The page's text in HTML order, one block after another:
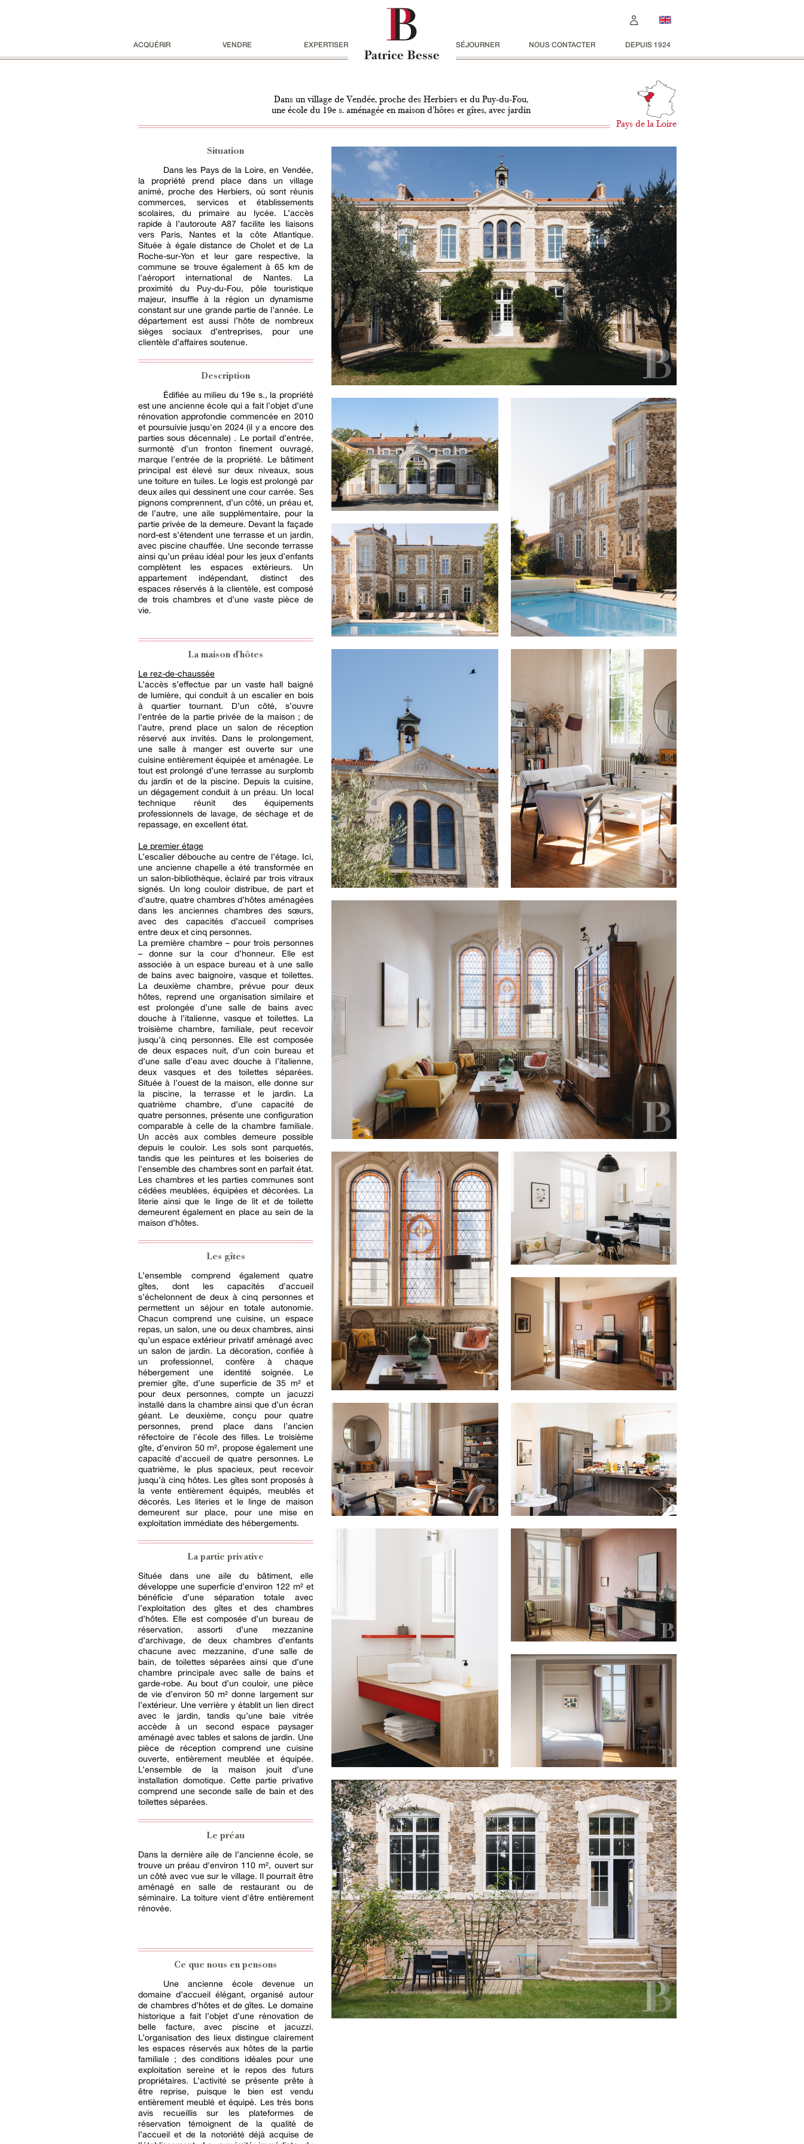
ACQUÉRIR VENDRE EXPERTISER SÉJOURNER NOUS CONTACTER DEPUIS 1924
Dans un village de Vendée, proche des Herbiers et du Puy-du-Fou,
une école du 19e s. aménagée en maison d'hôtes et gîtes, avec jardin
Pays de la Loire
Situation
Dans les Pays de la Loire, en Vendée,
la propriété prend place dans un village
animé, proche des Herbiers, où sont réunis
commerces, services et établissements
scolaires, du primaire au lycée. L’accès
rapide à l’autoroute A87 facilite les liaisons
vers Paris, Nantes et la côte Atlantique.
Située à égale distance de Cholet et de La
Roche-sur-Yon et leur gare respective, la
commune se trouve également à 65 km de
l’aéroport international de Nantes. La
proximité du Puy-du-Fou, pôle touristique
majeur, insuffle à la région un dynamisme
constant sur une grande partie de l’année. Le
département est aussi l’hôte de nombreux
sièges sociaux d’entreprises, pour une
clientèle d’affaires soutenue.
Description
Édifiée au milieu du 19e s., la propriété
est une ancienne école qui a fait l’objet d’une
rénovation approfondie commencée en 2010
et poursuivie jusqu'en 2024 (il y a encore des
parties sous décennale) . Le portail d’entrée,
surmonté d’un fronton finement ouvragé,
marque l’entrée de la propriété. Le bâtiment
principal est élevé sur deux niveaux, sous
une toiture en tuiles. Le logis est prolongé par
deux ailes qui dessinent une cour carrée. Ses
pignons comprennent, d’un côté, un préau et,
de l’autre, une aile supplémentaire, pour la
partie privée de la demeure. Devant la façade
nord-est s’étendent une terrasse et un jardin,
avec piscine chauffée. Une seconde terrasse
ainsi qu’un préau idéal pour les jeux d’enfants
complètent les espaces extérieurs. Un
appartement indépendant, distinct des
espaces réservés à la clientèle, est composé
de trois chambres et d’une vaste pièce de
vie.
La maison d'hôtes
Le rez-de-chaussée
L’accès s’effectue par un vaste hall baigné
de lumière, qui conduit à un escalier en bois
à quartier tournant. D’un côté, s’ouvre
l’entrée de la partie privée de la maison ; de
l’autre, prend place un salon de réception
réservé aux invités. Dans le prolongement,
une salle à manger est ouverte sur une
cuisine entièrement équipée et aménagée. Le
tout est prolongé d’une terrasse au surplomb
du jardin et de la piscine. Depuis la cuisine,
un dégagement conduit à un préau. Un local
technique réunit des équipements
professionnels de lavage, de séchage et de
repassage, en excellent état.
Le premier étage
L’escalier débouche au centre de l’étage. Ici,
une ancienne chapelle a été transformée en
un salon-bibliothèque, éclairé par trois vitraux
signés. Un long couloir distribue, de part et
d’autre, quatre chambres d’hôtes aménagées
dans les anciennes chambres des sœurs,
avec des capacités d’accueil comprises
entre deux et cinq personnes.
La première chambre – pour trois personnes
– donne sur la cour d’honneur. Elle est
associée à un espace bureau et à une salle
de bains avec baignoire, vasque et toilettes.
La deuxième chambre, prévue pour deux
hôtes, reprend une organisation similaire et
est prolongée d’une salle de bains avec
douche à l’italienne, vasque et toilettes. La
troisième chambre, familiale, peut recevoir
jusqu’à cinq personnes. Elle est composée
de deux espaces nuit, d’un coin bureau et
d’une salle d’eau avec douche à l’italienne,
deux vasques et des toilettes séparées.
Située à l’ouest de la maison, elle donne sur
la piscine, la terrasse et le jardin. La
quatrième chambre, d’une capacité de
quatre personnes, présente une configuration
comparable à celle de la chambre familiale.
Un accès aux combles demeure possible
depuis le couloir. Les sols sont parquetés,
tandis que les peintures et les boiseries de
l’ensemble des chambres sont en parfait état.
Les chambres et les parties communes sont
cédées meublées, équipées et décorées. La
literie ainsi que le linge de lit et de toilette
demeurent également en place au sein de la
maison d’hôtes.
Les gîtes
L’ensemble comprend également quatre
gîtes, dont les capacités d’accueil
s’échelonnent de deux à cinq personnes et
permettent un séjour en totale autonomie.
Chacun comprend une cuisine, un espace
repas, un salon, une ou deux chambres, ainsi
qu’un espace extérieur privatif aménagé avec
un salon de jardin. La décoration, confiée à
un professionnel, confère à chaque
hébergement une identité soignée. Le
premier gîte, d’une superficie de 35 m² et
pour deux personnes, compte un jacuzzi
installé dans la chambre ainsi que d’un écran
géant. Le deuxième, conçu pour quatre
personnes, prend place dans l’ancien
réfectoire de l’école des filles. Le troisième
gîte, d’environ 50 m², propose également une
capacité d’accueil de quatre personnes. Le
quatrième, le plus spacieux, peut recevoir
jusqu’à cinq hôtes. Les gîtes sont proposés à
la vente entièrement équipés, meublés et
décorés. Les literies et le linge de maison
demeurent sur place, pour une mise en
exploitation immédiate des hébergements.
La partie privative
Située dans une aile du bâtiment, elle
développe une superficie d’environ 122 m² et
bénéficie d’une séparation totale avec
l’exploitation des gîtes et des chambres
d’hôtes. Elle est composée d’un bureau de
réservation, assorti d’une mezzanine
d’archivage, de deux chambres d’enfants
chacune avec mezzanine, d'une salle de
bain, de toilettes séparées ainsi que d’une
chambre principale avec salle de bains et
garde-robe. Au bout d’un couloir, une pièce
de vie d’environ 50 m² donne largement sur
l’extérieur. Une verrière y établit un lien direct
avec le jardin, tandis qu’une baie vitrée
accède à un second espace paysager
aménagé avec tables et salons de jardin. Une
pièce de réception comprend une cuisine
ouverte, entièrement meublée et équipée.
L’ensemble de la maison jouit d’une
installation domotique. Cette partie privative
comprend une seconde salle de bain et des
toilettes séparées.
Le préau
Dans la dernière aile de l’ancienne école, se
trouve un préau d'environ 110 m², ouvert sur
un côté avec vue sur le village. Il pourrait être
aménagé en salle de restaurant ou de
séminaire. La toiture vient d'être entièrement
rénovée.
Ce que nous en pensons
Une ancienne école devenue un
domaine d’accueil élégant, organisé autour
de chambres d’hôtes et de gîtes. Le domaine
historique a fait l’objet d’une rénovation de
belle facture, avec piscine et jacuzzi.
L’organisation des lieux distingue clairement
les espaces réservés aux hôtes de la partie
familiale ; des conditions idéales pour une
exploitation sereine et le repos des futurs
propriétaires. L’activité se présente prête à
être reprise, puisque le bien est vendu
entièrement meublé et équipé. Les très bons
avis recueillis sur les plateformes de
réservation témoignent de la qualité de
l’accueil et de la notoriété déjà acquise de